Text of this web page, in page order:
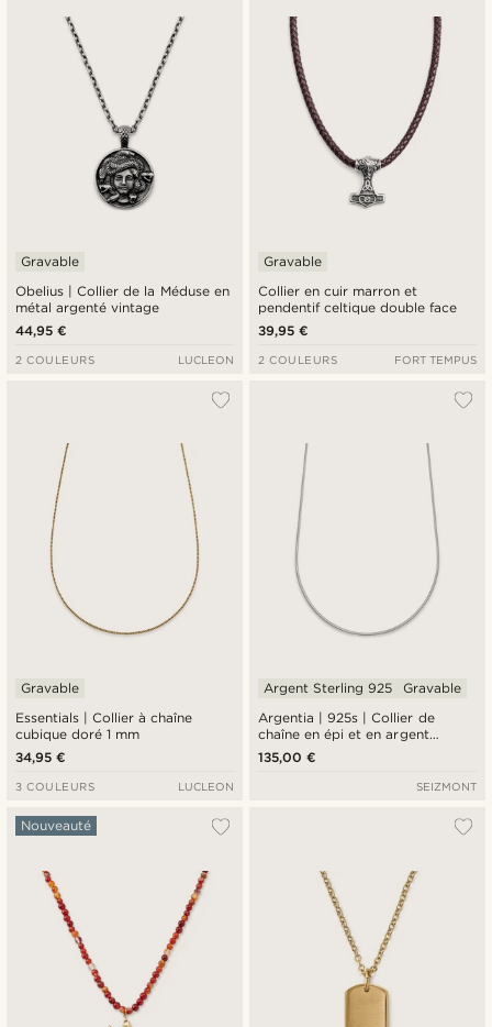
Obelius | Collier de la Méduse en
métal argenté vintage
Gravable
44,95 €
2 COULEURS LUCLEON
Collier en cuir marron et
pendentif celtique double face
Gravable
39,95 €
2 COULEURS FORT TEMPUS
Essentials | Collier à chaîne
cubique doré 1 mm
Gravable
34,95 €
3 COULEURS LUCLEON
Argentia | 925s | Collier de
chaîne en épi et en argent
sterling plaqué rhodium de 6 mm
Argent Sterling 925 Gravable
135,00 €
SEIZMONT
Nouveauté